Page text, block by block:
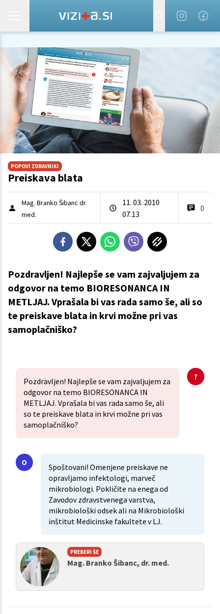
POPOVI ZDRAVNIKI
Preiskava blata
Mag. Branko Šibanc dr.
med.
11. 03. 2010
07.13
0
Pozdravljen! Najlepše se vam zajvaljujem za
odgovor na temo BIORESONANCA IN
METLJAJ. Vprašala bi vas rada samo še, ali so
te preiskave blata in krvi možne pri vas
samoplačniško?
Pozdravljen! Najlepše se vam zajvaljujem za
odgovor na temo BIORESONANCA IN
METLJAJ. Vprašala bi vas rada samo še, ali
so te preiskave blata in krvi možne pri vas
samoplačniško?
Spoštovani! Omenjene preiskave ne
opravljamo infektologi, marveč
mikrobiologi. Pokličite na enega od
Zavodov zdravstvenega varstva,
mikrobiološki odsek ali na Mikrobiološki
inštitut Medicinske fakultete v LJ.
PREBERI ŠE
Mag. Branko Šibanc, dr. med.